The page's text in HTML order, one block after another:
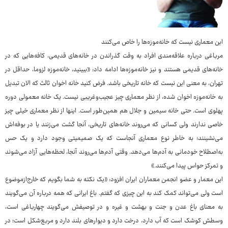
این معماری نیست که خانه‌موزه‌ها را خاص می‌کنند
مرباغی درباره علاقه‌مندی افراد به وقت گذراندن در خانه‌های قدیمی، کافه‌هایی که در
خانه‌های قدیمی هستند و نیز خانه‌موزه‌ها ادامه داد: «ببینید، خانه‌موزه لزوما، حداقل در
تهران، به معنی این نیست که خانه تاریخی باشد. فرض کنید خانه اخوان ثالث که الان تبدیل
به خانه‌موزه اخوان شده، از نظر معماری چیز عجیب‌وغریبی نیست. یک خانه معمولی دوره
پهلوی است. حتی خانه سیمین و جلال هم همین‌طور است. اینها از نظر معماری خیلی چیز
خاصی ندارند ولی کسانی که می‌روند خانه‌های تاریخی، آنجا گشت می‌زنند یا در بوفه‌اش
می‌نشینند؛ به خاطر نوع معماری آنجاست که یک صمیمیتی وجود دارد و یک حس
به‌اصطلاح خودمانی به آدم‌ها می‌دهد. وقتی آدم‌ها می‌روند آنجا، لحظه‌هایی آزاد می‌شوند
و تمرکز حواس پیدا می‌کنند.»
این معمار و عضو انجمن معماران ایران افزود: «یک نکته به شما بگویم که خارج‌ازموضوع
است ولی می‌تواند کمک کند به این چیزی که گفتم. باغ ایرانی که همه درباره آن می‌گویند
به معنای باغ عدن و جنت و بهشت و غیره و در توصیفش می‌گویند چهارباغی است،
وسطش کوشک است که آب دارد، درخت دارد و دیوارهای بلند دارد و مربع‌شکل است؛ در